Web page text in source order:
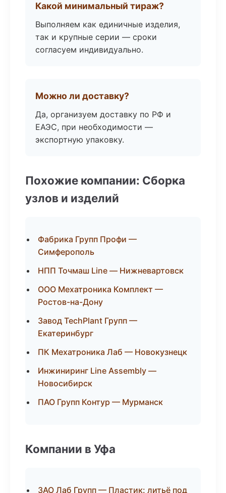
Какой минимальный тираж?
Выполняем как единичные изделия,
так и крупные серии — сроки
согласуем индивидуально.
Можно ли доставку?
Да, организуем доставку по РФ и
ЕАЭС, при необходимости —
экспортную упаковку.
Похожие компании: Сборка
узлов и изделий
Фабрика Групп Профи —
Симферополь
НПП Точмаш Line — Нижневартовск
ООО Мехатроника Комплект —
Ростов-на-Дону
Завод TechPlant Групп —
Екатеринбург
ПК Мехатроника Лаб — Новокузнецк
Инжиниринг Line Assembly —
Новосибирск
ПАО Групп Контур — Мурманск
Компании в Уфа
ЗАО Лаб Групп — Пластик: литьё под